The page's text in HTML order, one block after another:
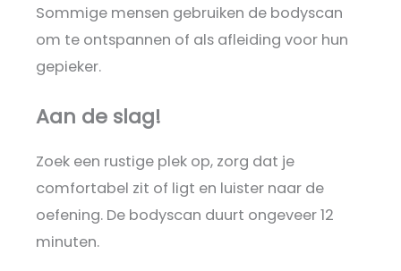
Sommige mensen gebruiken de bodyscan
om te ontspannen of als afleiding voor hun
gepieker.
Aan de slag!
Zoek een rustige plek op, zorg dat je
comfortabel zit of ligt en luister naar de
oefening. De bodyscan duurt ongeveer 12
minuten.